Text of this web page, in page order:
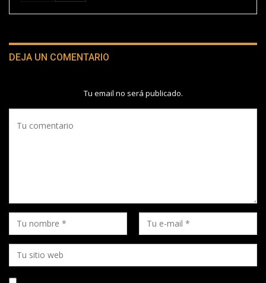
DEJA UN COMENTARIO
Tu email no será publicado.